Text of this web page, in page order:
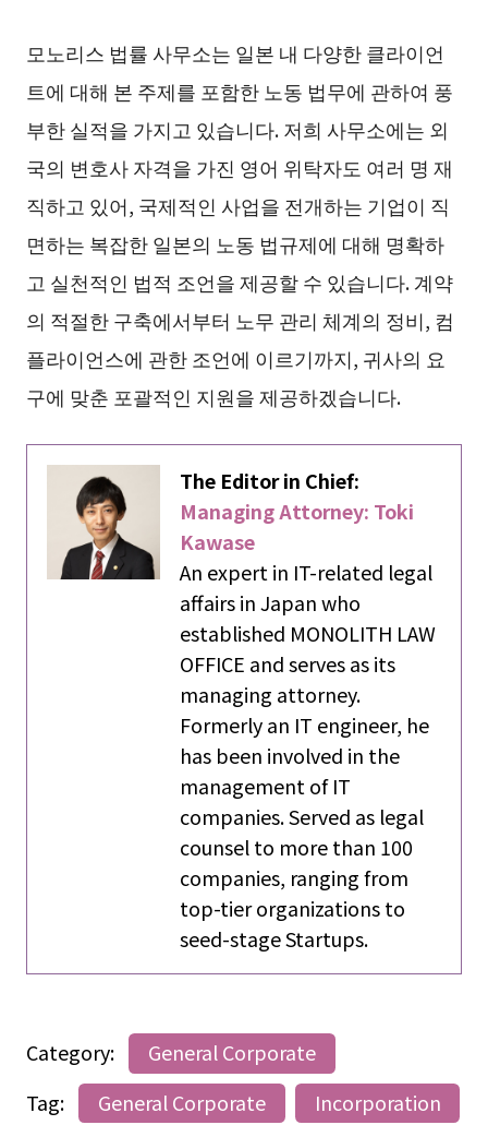
모노리스 법률 사무소는 일본 내 다양한 클라이언
트에 대해 본 주제를 포함한 노동 법무에 관하여 풍
부한 실적을 가지고 있습니다. 저희 사무소에는 외
국의 변호사 자격을 가진 영어 위탁자도 여러 명 재
직하고 있어, 국제적인 사업을 전개하는 기업이 직
면하는 복잡한 일본의 노동 법규제에 대해 명확하
고 실천적인 법적 조언을 제공할 수 있습니다. 계약
의 적절한 구축에서부터 노무 관리 체계의 정비, 컴
플라이언스에 관한 조언에 이르기까지, 귀사의 요
구에 맞춘 포괄적인 지원을 제공하겠습니다.
The Editor in Chief:
Managing Attorney: Toki
Kawase
An expert in IT-related legal
affairs in Japan who
established MONOLITH LAW
OFFICE and serves as its
managing attorney.
Formerly an IT engineer, he
has been involved in the
management of IT
companies. Served as legal
counsel to more than 100
companies, ranging from
top-tier organizations to
seed-stage Startups.
Category:
General Corporate
Tag:
General Corporate Incorporation